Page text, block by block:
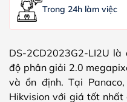
Trong 24h làm việc
DS-2CD2023G2-LI2U là
độ phân giải 2.0
và ổn định. Tại
Hikvision với giá tốt nhất